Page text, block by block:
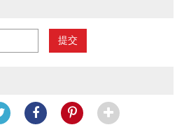
提交